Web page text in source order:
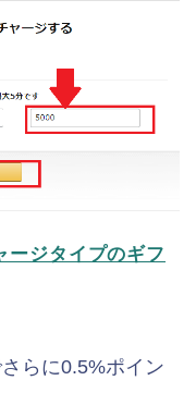
ージタイプのギフ
らに0.5%ポイン